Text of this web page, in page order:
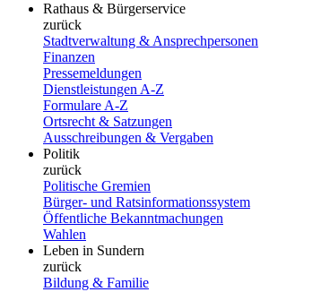
Rathaus & Bürgerservice
zurück
Stadtverwaltung & Ansprechpersonen
Finanzen
Pressemeldungen
Dienstleistungen A-Z
Formulare A-Z
Ortsrecht & Satzungen
Ausschreibungen & Vergaben
Politik
zurück
Politische Gremien
Bürger- und Ratsinformationssystem
Öffentliche Bekanntmachungen
Wahlen
Leben in Sundern
zurück
Bildung & Familie